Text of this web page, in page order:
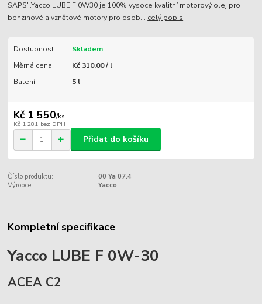
SAPS".Yacco LUBE F 0W30 je 100% vysoce kvalitní motorový olej pro
benzinové a vznětové motory pro osob... celý popis
Dostupnost
Skladem
Měrná cena
Kč 310,00 / l
Balení
5 l
Kč 1 550/ks
Kč 1 281 bez DPH
Přidat do košíku
Číslo produktu:
00 Ya 07.4
Výrobce:
Yacco
Kompletní specifikace
Yacco LUBE F 0W-30
ACEA C2